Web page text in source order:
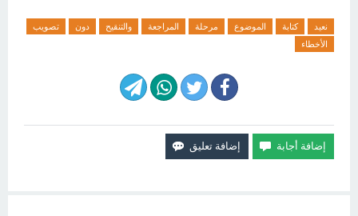
نعيد كتابة الموضوع مرحلة المراجعة والتنقيح دون
تصويب
الأخطاء